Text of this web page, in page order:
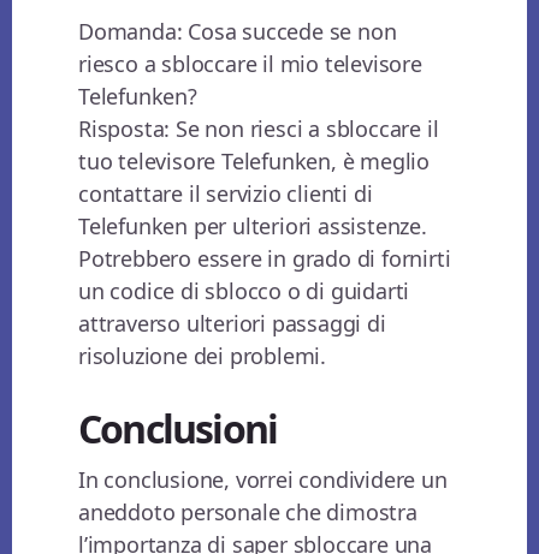
Domanda: Cosa succede se non
riesco a sbloccare il mio televisore
Telefunken?
Risposta: Se non riesci a sbloccare il
tuo televisore Telefunken, è meglio
contattare il servizio clienti di
Telefunken per ulteriori assistenze.
Potrebbero essere in grado di fornirti
un codice di sblocco o di guidarti
attraverso ulteriori passaggi di
risoluzione dei problemi.
Conclusioni
In conclusione, vorrei condividere un
aneddoto personale che dimostra
l’importanza di saper sbloccare una